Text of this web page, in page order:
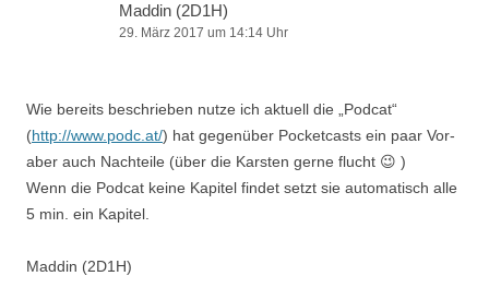
Maddin (2D1H)
29. März 2017 um 14:14 Uhr
Wie bereits beschrieben nutze ich aktuell die „Podcat“
(http://www.podc.at/) hat gegenüber Pocketcasts ein paar Vor-
aber auch Nachteile (über die Karsten gerne flucht 😉 )
Wenn die Podcat keine Kapitel findet setzt sie automatisch alle
5 min. ein Kapitel.
Maddin (2D1H)